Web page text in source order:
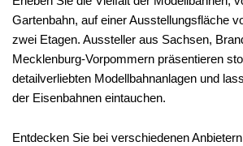
Gartenbahn, auf einer Ausstellungsfläche
zwei Etagen. Aussteller aus Sachsen,
Mecklenburg-Vorpommern präsentieren
detailverliebten Modellbahnanlagen und
der Eisenbahnen eintauchen.
Entdecken Sie bei verschiedenen